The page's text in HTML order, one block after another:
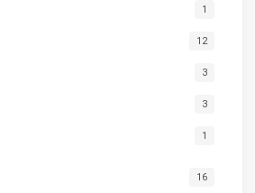
1
12
3
3
1
16